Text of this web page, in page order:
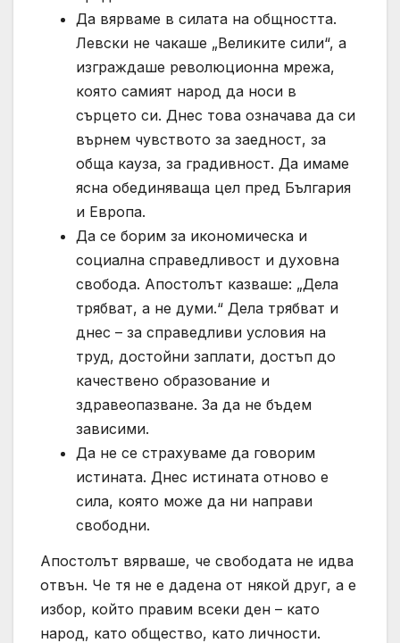
Да вярваме в силата на общността.
Левски не чакаше „Великите сили“, а
изграждаше революционна мрежа,
която самият народ да носи в
сърцето си. Днес това означава да си
върнем чувството за заедност, за
обща кауза, за градивност. Да имаме
ясна обединяваща цел пред България
и Европа.
Да се борим за икономическа и
социална справедливост и духовна
свобода. Апостолът казваше: „Дела
трябват, а не думи.“ Дела трябват и
днес – за справедливи условия на
труд, достойни заплати, достъп до
качествено образование и
здравеопазване. За да не бъдем
зависими.
Да не се страхуваме да говорим
истината. Днес истината отново е
сила, която може да ни направи
свободни.
Апостолът вярваше, че свободата не идва
отвън. Че тя не е дадена от някой друг, а е
избор, който правим всеки ден – като
народ, като общество, като личности.